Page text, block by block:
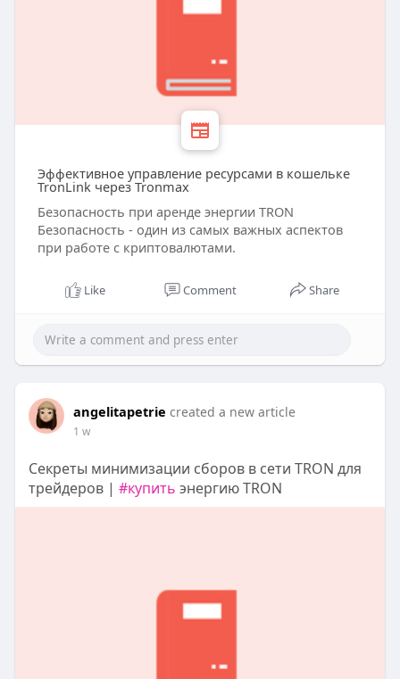
Эффективное управление ресурсами в кошельке
TronLink через Tronmax
Безопасность при аренде энергии TRON
Безопасность - один из самых важных аспектов
при работе с криптовалютами.
Like Comment Share
angelitapetrie created a new article
1 w
Секреты минимизации сборов в сети TRON для
трейдеров | #купить энергию TRON